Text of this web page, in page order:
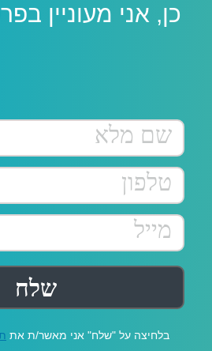
כן, אני מעוניין
בלחיצה על "שלח" אני מאשר/ת את